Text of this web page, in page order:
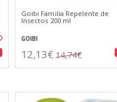
Goibi Familia Repelente de
Insectos 200 ml
GOIBI
12,13€ 14,74€